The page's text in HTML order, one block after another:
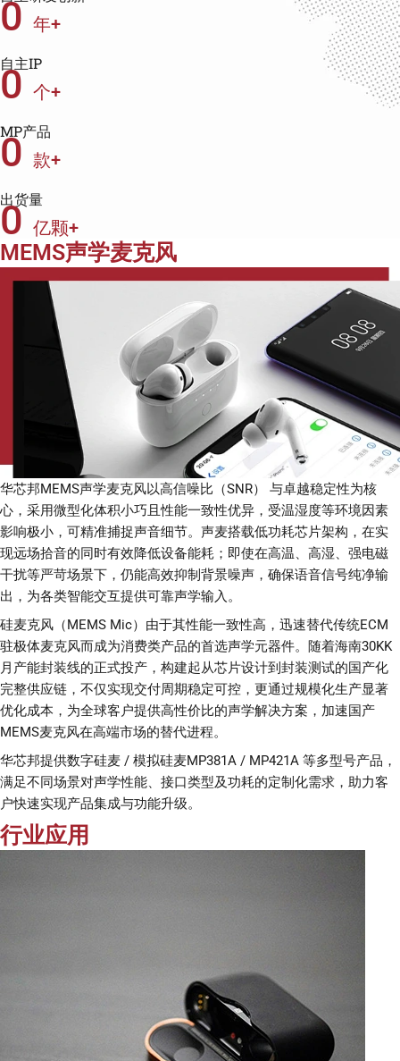
0 年+
自主IP
0 个+
MP产品
0 款+
出货量
0 亿颗+
MEMS声学麦克风
华芯邦MEMS声学麦克风以高信噪比（SNR） 与卓越稳定性为核
心，采用微型化体积小巧且性能一致性优异，受温湿度等环境因素
影响极小，可精准捕捉声音细节。声麦搭载低功耗芯片架构，在实
现远场拾音的同时有效降低设备能耗；即使在高温、高湿、强电磁
干扰等严苛场景下，仍能高效抑制背景噪声，确保语音信号纯净输
出，为各类智能交互提供可靠声学输入。
硅麦克风（MEMS Mic）由于其性能一致性高，迅速替代传统ECM
驻极体麦克风而成为消费类产品的首选声学元器件。随着海南30KK
月产能封装线的正式投产，构建起从芯片设计到封装测试的国产化
完整供应链，不仅实现交付周期稳定可控，更通过规模化生产显著
优化成本，为全球客户提供高性价比的声学解决方案，加速国产
MEMS麦克风在高端市场的替代进程。
华芯邦提供数字硅麦 / 模拟硅麦MP381A / MP421A 等多型号产品，
满足不同场景对声学性能、接口类型及功耗的定制化需求，助力客
户快速实现产品集成与功能升级。
行业应用